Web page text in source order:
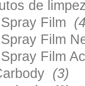
de
Film
Spray Film
Film
(3)